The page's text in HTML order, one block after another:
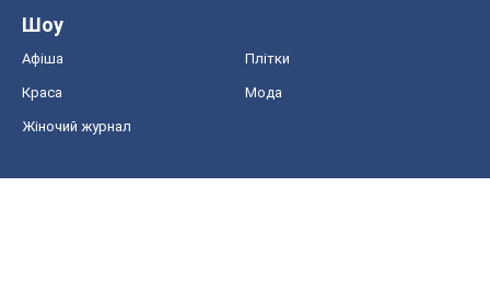
Шоу
Афіша Плітки
Краса Мода
Жіночий журнал